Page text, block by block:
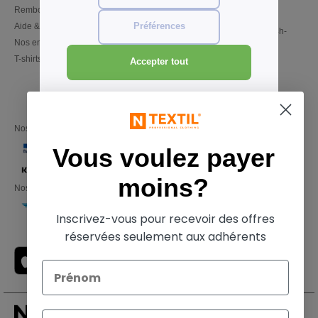
Remboursements/retours
Aide & FAQs
Nos engagements
T-shirts en gros local
02 586 21 98
Lundi - Jeudi : 10h-13h & 14h-
17h30
Vendredi : 10h-14h
Nos partenaires financiers
Nos transporteurs
Préférences
Accepter tout
Vous voulez payer
moins?
Inscrivez-vous pour recevoir des offres
réservées seulement aux adhérents